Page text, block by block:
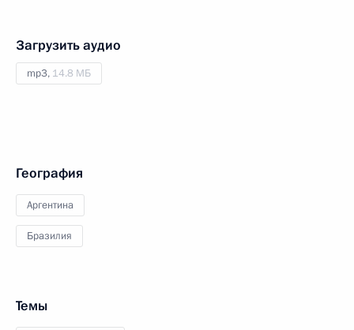
Загрузить аудио
mp3, 14.8 МБ
География
Аргентина
Бразилия
Темы